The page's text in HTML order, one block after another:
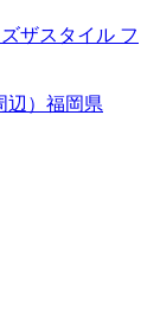
ザスタイル フ
） 福岡県